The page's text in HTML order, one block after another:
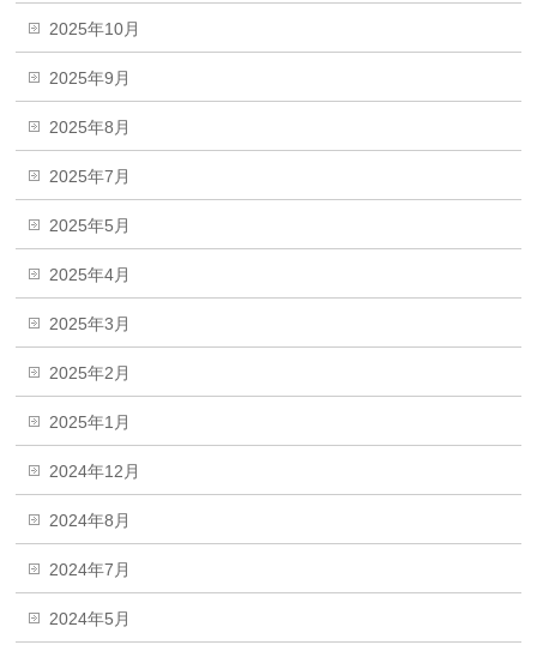
2025年10月
2025年9月
2025年8月
2025年7月
2025年5月
2025年4月
2025年3月
2025年2月
2025年1月
2024年12月
2024年8月
2024年7月
2024年5月